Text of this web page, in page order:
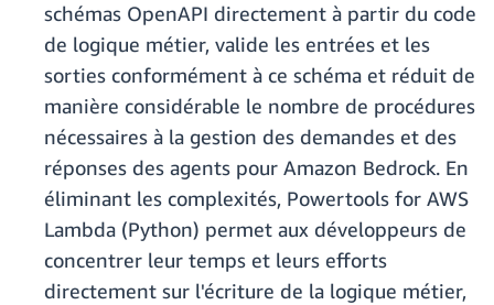
schémas OpenAPI directement à partir du code
de logique métier, valide les entrées et les
sorties conformément à ce schéma et réduit de
manière considérable le nombre de procédures
nécessaires à la gestion des demandes et des
réponses des agents pour Amazon Bedrock. En
éliminant les complexités, Powertools for AWS
Lambda (Python) permet aux développeurs de
concentrer leur temps et leurs efforts
directement sur l'écriture de la logique métier,